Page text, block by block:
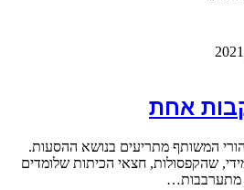
אחת
המשותף מתריעים בנושא ההסעות.
שהקפסולות, חצאי הכיתות שלומדים
מתערבבות…